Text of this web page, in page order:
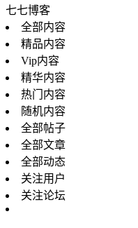
七七博客
全部内容
精品内容
Vip内容
精华内容
热门内容
随机内容
全部帖子
全部文章
全部动态
关注用户
关注论坛